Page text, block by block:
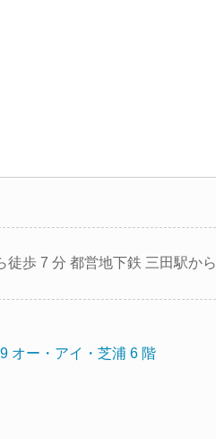
徒歩 7 分 都営地下鉄 三田駅から
オー・アイ・芝浦 6 階